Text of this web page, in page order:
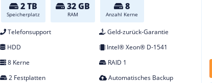
2 TB
Speicherplatz
32 GB
RAM
8
Anzahl Kerne
Telefonsupport
Geld-zurück-Garantie
HDD
Intel® Xeon® D-1541
8 Kerne
RAID 1
2 Festplatten
Automatisches Backup